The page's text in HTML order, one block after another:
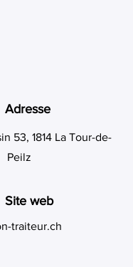
Adresse
53, 1814 La Tour-de-
Peilz
Site web
traiteur.ch